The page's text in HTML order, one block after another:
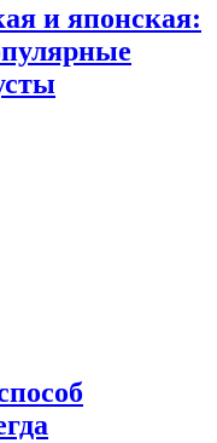
и японская: